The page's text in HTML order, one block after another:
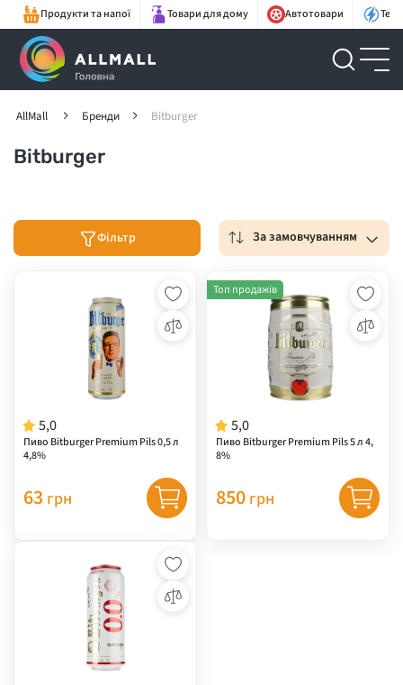
Продукти та напої Товари для дому Автотовари
AllMall Бренди Bitburger
Bitburger
Фільтр За замовчуванням
5,0
Пиво Bitburger Premium Pils 0,5 л
4,8%
63 грн
5,0
Пиво Bitburger Premium Pils 5 л 4,
8%
Топ продажів
850 грн